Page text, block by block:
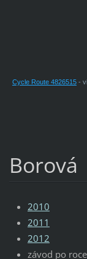
Cycle Route 4826515-
Borová
2010
2011
2012
závod po